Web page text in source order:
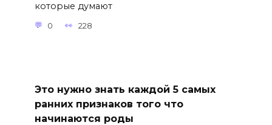
которые думают
0 228
Это нужно знать каждой 5 самых
ранних признаков того что
начинаются роды